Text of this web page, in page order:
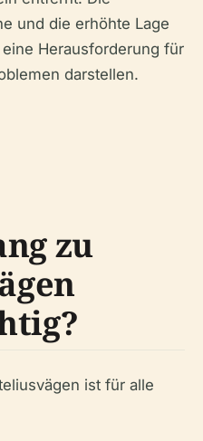
und die erhöhte Lage
Herausforderung für
darstellen.
zu
ist für alle